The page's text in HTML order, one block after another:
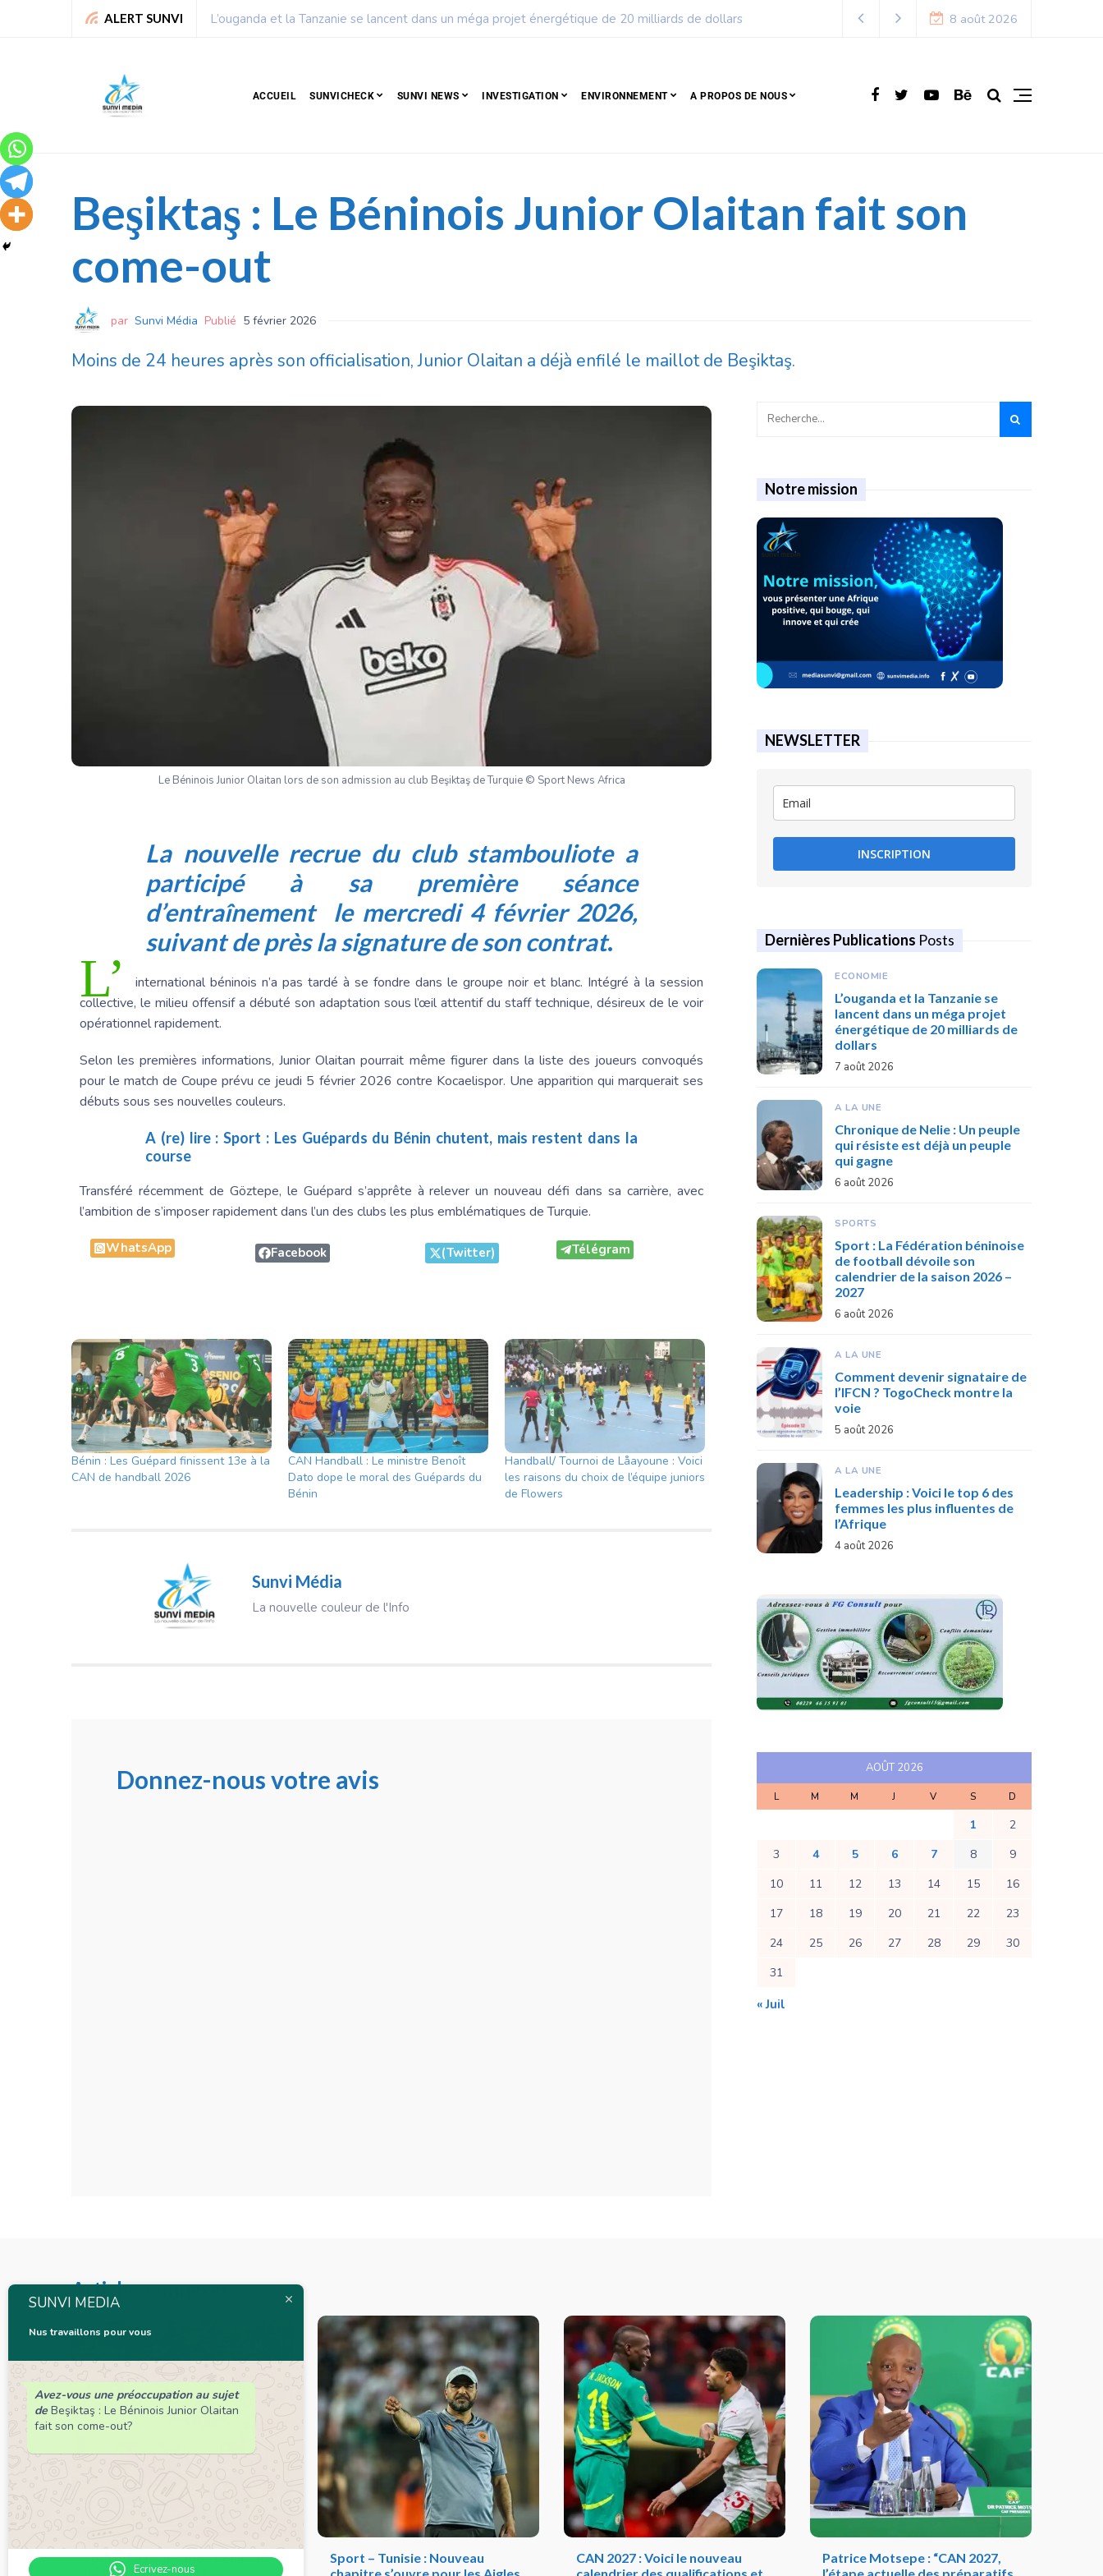
ALERT SUNVI
milliards de dollars Chronique de Nelie : Un peuple qui résiste est déjà un peuple qui gagne 8 août 2026
ACCUEIL SUNVICHECK SUNVI NEWS INVESTIGATION ENVIRONNEMENT A PROPOS DE NOUS
Beşiktaş : Le Béninois Junior Olaitan fait son
come-out
par Sunvi Média Publié 5 février 2026
Moins de 24 heures après son officialisation, Junior Olaitan a déjà enfilé le maillot de Beşiktaş.
Le Béninois Junior Olaitan lors de son admission au club Beşiktaş de Turquie © Sport News Africa
La nouvelle recrue du club stambouliote a
participé à sa première séance
d’entraînement le mercredi 4 février 2026,
suivant de près la signature de son contrat.
L’
international béninois n’a pas tardé à se fondre dans le groupe noir et blanc. Intégré à la session
collective, le milieu offensif a débuté son adaptation sous l’œil attentif du staff technique, désireux de le voir
opérationnel rapidement.
Selon les premières informations,Junior Olaitan pourrait même figurer dans la liste des joueurs convoqués
pour le match de Coupe prévu ce jeudi 5 février 2026 contre Kocaelispor. Une apparition qui marquerait ses
débuts sous ses nouvelles couleurs.
A (re) lire :Sport : Les Guépards du Bénin chutent, mais restent dans la
course
Transféré récemment de Göztepe, le Guépard s’apprête à relever un nouveau défi dans sa carrière, avec
l’ambition de s’imposer rapidement dans l’un des clubs les plus emblématiques de Turquie.
WhatsApp Facebook (Twitter) Télégram
Bénin : Les Guépard finissent 13e à la
CAN de handball 2026
CAN Handball : Le ministre Benoît
Dato dope le moral des Guépards du
Bénin
Handball/ Tournoi de Låayoune : Voici
les raisons du choix de l’équipe juniors
de Flowers
Sunvi Média
La nouvelle couleur de l'Info
Donnez-nous votre avis
Notre mission
NEWSLETTER
INSCRIPTION
Dernières Publications Posts
ECONOMIE
L’ouganda et la Tanzanie se
lancent dans un méga projet
énergétique de 20 milliards de
dollars
7 août 2026
A LA UNE
Chronique de Nelie : Un peuple
qui résiste est déjà un peuple
qui gagne
6 août 2026
SPORTS
Sport : La Fédération béninoise
de football dévoile son
calendrier de la saison 2026 –
2027
6 août 2026
A LA UNE
Comment devenir signataire de
l’IFCN ? TogoCheck montre la
voie
5 août 2026
A LA UNE
Leadership : Voici le top 6 des
femmes les plus influentes de
l’Afrique
4 août 2026
AOÛT 2026
L M M J V S D
1
2
3
4 5 6 7 8
9
10
11 12 13 14 15
16
17
18 19 20 21 22
23
24
25 26 27 28 29
30
31
« Juil
Articles connexes
Sport : La Fédération béninoise
Sport – Tunisie : Nouveau
CAN 2027 : Voici le nouveau
Patrice Motsepe : “CAN 2027,
SUNVI MEDIA
Nus travaillons pour vous
Avez-vous une préoccupation au sujet
de Beşiktaş : Le Béninois Junior Olaitan
fait son come-out?
Ecrivez-nous